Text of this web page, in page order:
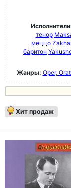
тенор
меццо
баритон
Жанры: Oper,
Хит продаж